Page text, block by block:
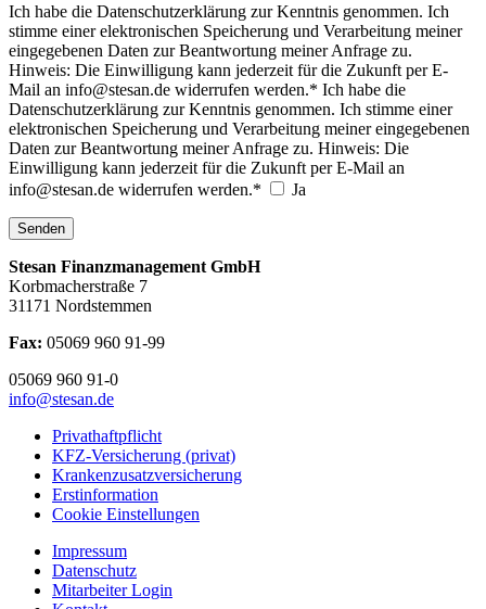
Ich habe die Datenschutzerklärung zur Kenntnis genommen. Ich
stimme einer elektronischen Speicherung und Verarbeitung meiner
eingegebenen Daten zur Beantwortung meiner Anfrage zu.
Hinweis: Die Einwilligung kann jederzeit für die Zukunft per E-
Mail an info@stesan.de widerrufen werden.* Ich habe die
Datenschutzerklärung zur Kenntnis genommen. Ich stimme einer
elektronischen Speicherung und Verarbeitung meiner eingegebenen
Daten zur Beantwortung meiner Anfrage zu. Hinweis: Die
Einwilligung kann jederzeit für die Zukunft per E-Mail an
info@stesan.de widerrufen werden.*
Ja
Senden
Stesan Finanzmanagement GmbH
Korbmacherstraße 7
31171 Nordstemmen
Fax: 05069 960 91-99
05069 960 91-0
info@stesan.de
Privathaftpflicht
KFZ-Versicherung (privat)
Krankenzusatzversicherung
Erstinformation
Cookie Einstellungen
Impressum
Datenschutz
Mitarbeiter Login